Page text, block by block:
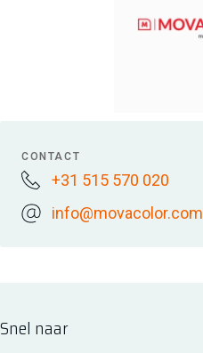
CONTACT
+31 515 570 020
info@movacolor.com
Snel naar